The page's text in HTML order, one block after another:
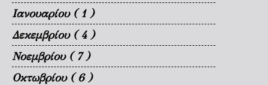
Ιανουαρίου ( 1 )
Δεκεμβρίου ( 4 )
Νοεμβρίου ( 7 )
Οκτωβρίου ( 6 )